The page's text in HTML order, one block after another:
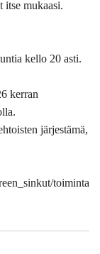
itse mukaasi.
kello 20 asti.
kerran
järjestämä,
toiminta